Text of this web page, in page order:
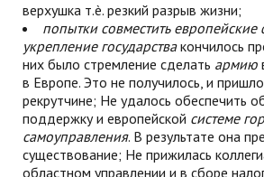
верхушка т.è. резкий разрыв жизни;
попытки совместить
укрепление государствакончилось
них было стремление сделать армию
в Европе. Это не получилось, и
рекрутчине; Не удалось обеспечить
поддержку и европейской системе
самоуправления. В результате она
существование; Не прижилась
областном управлении и в сборе